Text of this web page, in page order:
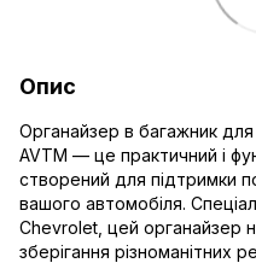
Опис
Органайзер в багажник для
AVTM — це практичний і
створений для підтримки
вашого автомобіля.
Chevrolet, цей органайзер
зберігання різноманітних